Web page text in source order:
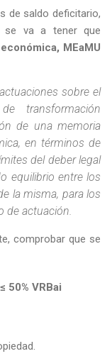
de saldo deficitario,
va a tener que
MEaMU
sobre el
transformación
de una memoria
en términos de
del deber legal
equilibrio entre los
la misma, para los
de actuación.
comprobar que se
VRBai